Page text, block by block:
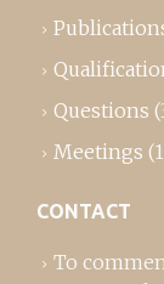
Questions
Meetings
CONTACT
To